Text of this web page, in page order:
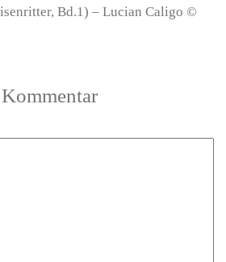
Bd.1) – Lucian Caligo ©